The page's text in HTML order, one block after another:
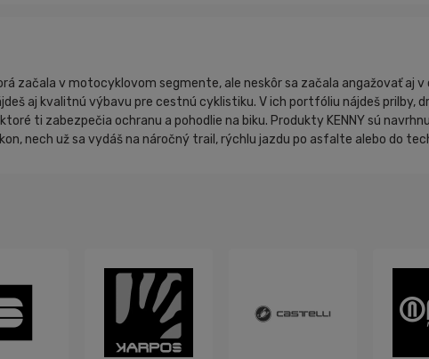
začala v motocyklovom segmente, ale neskôr sa začala angažovať aj
aj kvalitnú výbavu pre cestnú cyklistiku. V ich portfóliu nájdeš prilby,
ti zabezpečia ochranu a pohodlie na biku. Produkty KENNY sú
nech už sa vydáš na náročný trail, rýchlu jazdu po asfalte alebo do